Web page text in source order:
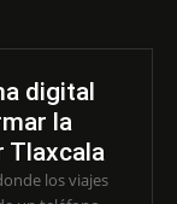
digital
la
Tlaxcala
los viajes